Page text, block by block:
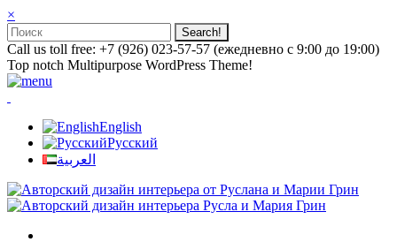
×
Call us toll free: +7 (926) 023-57-57 (ежедневно с 9:00 до 19:00)
Top notch Multipurpose WordPress Theme!
English
Русский
العربية